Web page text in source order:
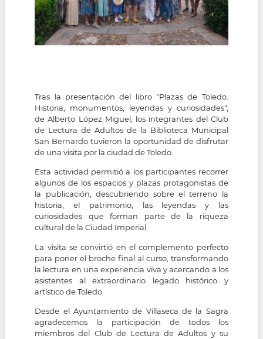
Tras la presentación del libro "Plazas de Toledo.
Historia, monumentos, leyendas y curiosidades",
de Alberto López Miguel, los integrantes del Club
de Lectura de Adultos de la Biblioteca Municipal
San Bernardo tuvieron la oportunidad de disfrutar
de una visita por la ciudad de Toledo.
Esta actividad permitió a los participantes recorrer
algunos de los espacios y plazas protagonistas de
la publicación, descubriendo sobre el terreno la
historia, el patrimonio, las leyendas y las
curiosidades que forman parte de la riqueza
cultural de la Ciudad Imperial.
La visita se convirtió en el complemento perfecto
para poner el broche final al curso, transformando
la lectura en una experiencia viva y acercando a los
asistentes al extraordinario legado histórico y
artístico de Toledo.
Desde el Ayuntamiento de Villaseca de la Sagra
agradecemos la participación de todos los
miembros del Club de Lectura de Adultos y su